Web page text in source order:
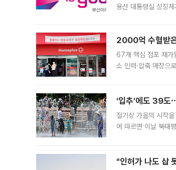
용산 대통령실 상징
2000억 수혈받은
67개 핵심 점포 재가
소 인력·압축 매장으
'입추'에도 39도
절기상 가을의 시작
에 따르면 이날 북태
"인허가 나도 삽